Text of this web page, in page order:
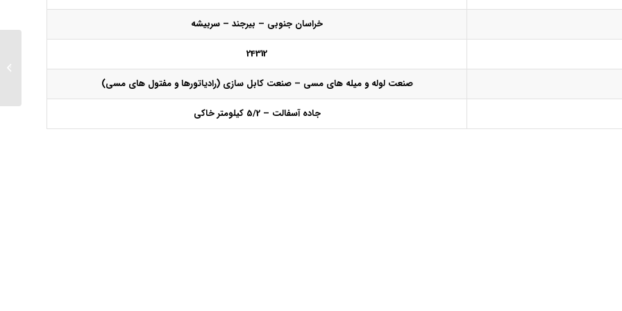
خراسان جنوبی – بیرجند – سربیشه
24312
صنعت لوله و میله های مسی – صنعت کابل سازی (رادیاتورها و مفتول های مسی)
جاده آسفالت – 5/2 کیلومتر خاکی
زهری